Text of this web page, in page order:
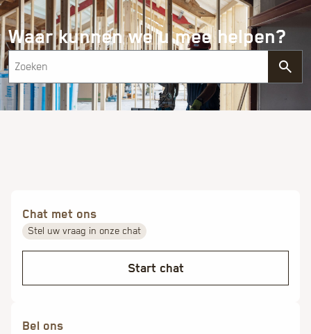
Chat met ons
Stel uw vraag in onze chat
Start chat
Bel ons